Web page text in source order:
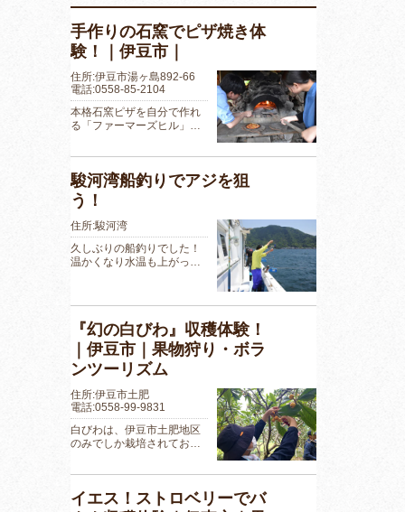
手作りの石窯でピザ焼き体
験！｜伊豆市｜
住所:伊豆市湯ヶ島892-66
電話:0558-85-2104
本格石窯ピザを自分で作れ
る「ファーマーズヒル」…
駿河湾船釣りでアジを狙
う！
住所:駿河湾
久しぶりの船釣りでした！
温かくなり水温も上がっ…
『幻の白びわ』収穫体験！
｜伊豆市｜果物狩り・ボラ
ンツーリズム
住所:伊豆市土肥
電話:0558-99-9831
白びわは、伊豆市土肥地区
のみでしか栽培されてお…
イエス！ストロベリーでバ